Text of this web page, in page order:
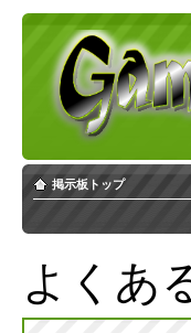
掲示板トップ
よくあ